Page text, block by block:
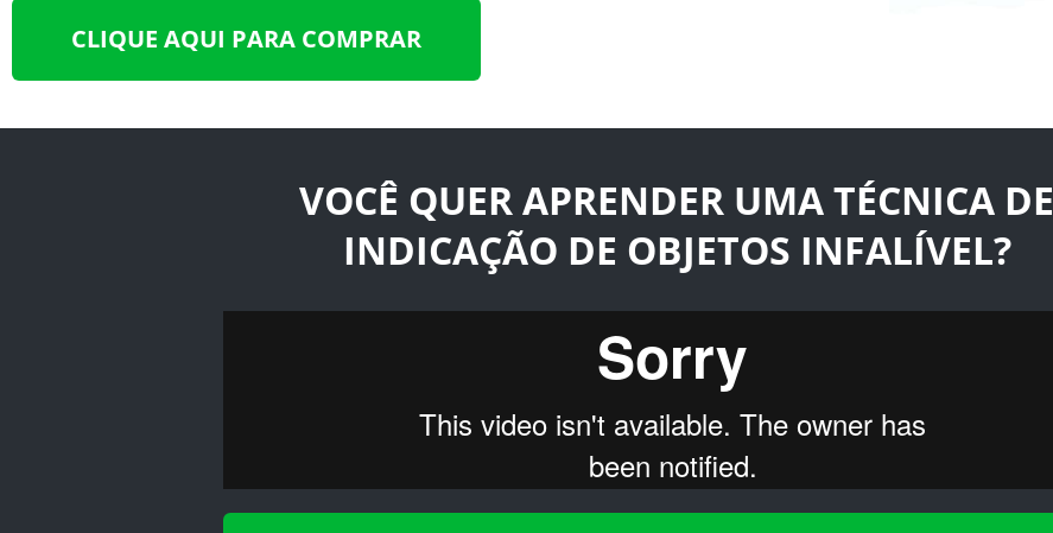
CLIQUE AQUI PARA COMPRAR
VOCÊ QUER APRENDER UMA TÉCNICA DE
INDICAÇÃO DE OBJETOS INFALÍVEL?